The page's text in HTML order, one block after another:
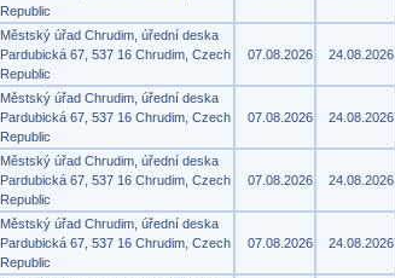
Republic
Městský úřad Chrudim, úřední deska
Pardubická 67, 537 16 Chrudim, Czech
Republic
07.08.2026 24.08.2026
Městský úřad Chrudim, úřední deska
Pardubická 67, 537 16 Chrudim, Czech
Republic
07.08.2026 24.08.2026
Městský úřad Chrudim, úřední deska
Pardubická 67, 537 16 Chrudim, Czech
Republic
07.08.2026 24.08.2026
Městský úřad Chrudim, úřední deska
Pardubická 67, 537 16 Chrudim, Czech
Republic
07.08.2026 24.08.2026